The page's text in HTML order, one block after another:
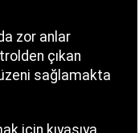
zor anlar
çıkan
sağlamakta
için kıyasıya